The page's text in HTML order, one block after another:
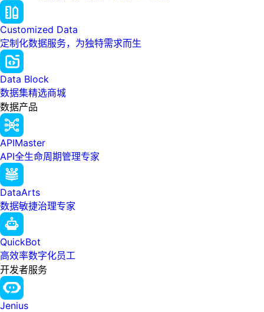
Customized Data
定制化数据服务，为独特需求而生
Data Block
数据集精选商城
数据产品
APIMaster
API全生命周期管理专家
DataArts
数据敏捷治理专家
QuickBot
高效率数字化员工
开发者服务
Jenius